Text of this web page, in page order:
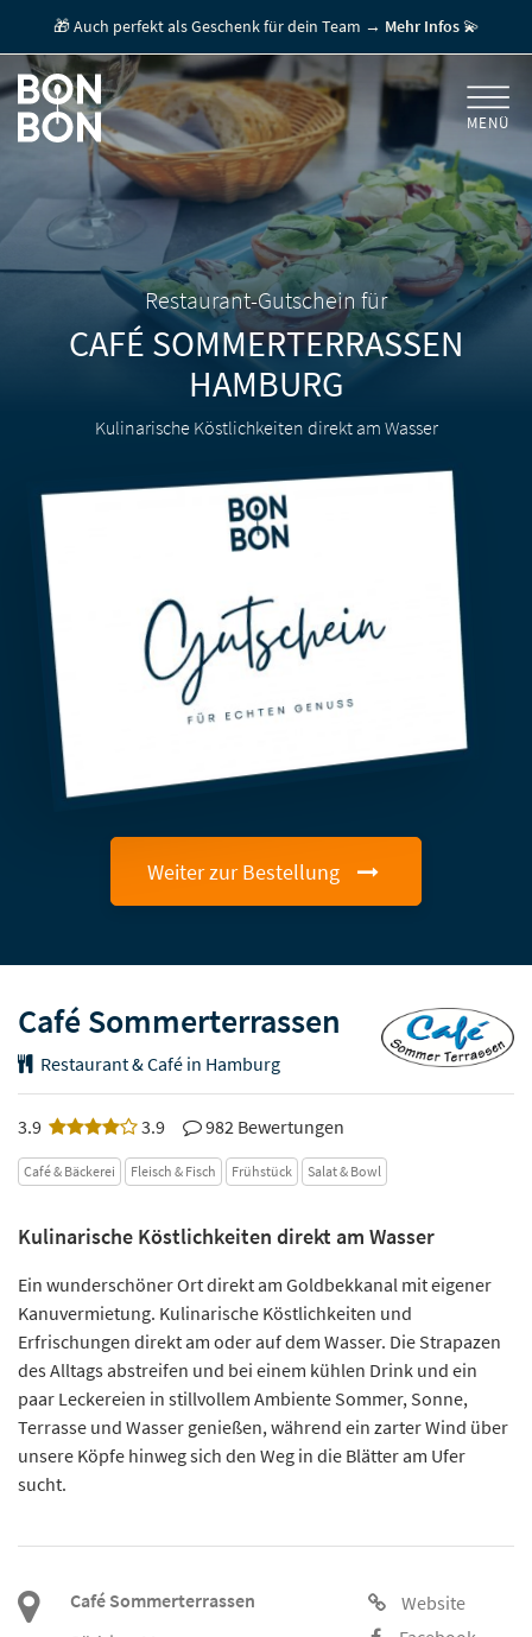
GUTSCHEIN EINLÖSEN
+
FÜR FIRMEN / MITARBEITERGESCHENK
+
GESCHENKGUTSCHEINE
FÜR GASTRONOMEN
🎁 Auch perfekt als Geschenk für dein Team → Mehr Infos💫
MENÜ
Kulinarische Köstlichkeiten direkt am Wasser
Restaurant-Gutschein für
CAFÉ SOMMERTERRASSEN
HAMBURG
Weiter zur Bestellung
Café Sommerterrassen
Restaurant & Café in Hamburg
3.9 3.9 982 Bewertungen
Café & Bäckerei Fleisch & Fisch Frühstück Salat & Bowl
Kulinarische Köstlichkeiten direkt am Wasser
Ein wunderschöner Ort direkt am Goldbekkanal mit eigener
Kanuvermietung. Kulinarische Köstlichkeiten und
Erfrischungen direkt am oder auf dem Wasser. Die Strapazen
des Alltags abstreifen und bei einem kühlen Drink und ein
paar Leckereien in stillvollem Ambiente Sommer, Sonne,
Terrasse und Wasser genießen, während ein zarter Wind über
unsere Köpfe hinweg sich den Weg in die Blätter am Ufer
sucht.
Café Sommerterrassen
Website